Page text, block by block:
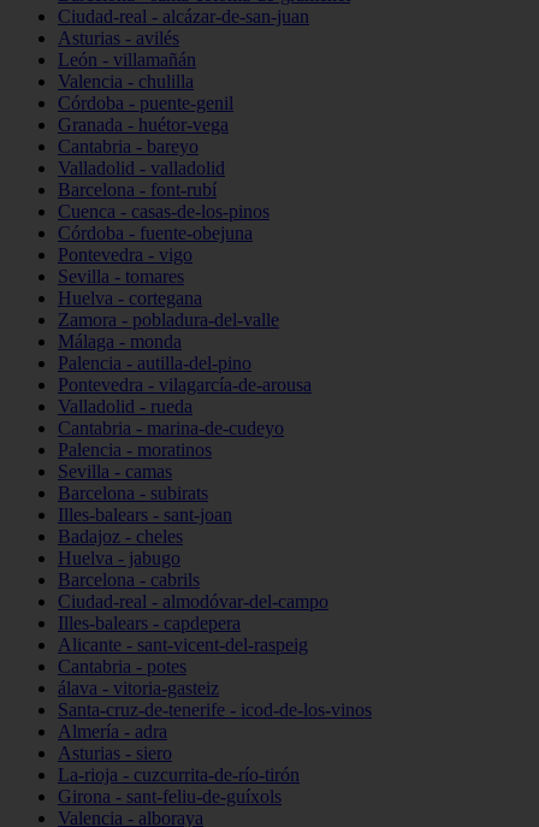
Ciudad-real - alcázar-de-san-juan
Asturias - avilés
León - villamañán
Valencia - chulilla
Córdoba - puente-genil
Granada - huétor-vega
Cantabria - bareyo
Valladolid - valladolid
Barcelona - font-rubí
Cuenca - casas-de-los-pinos
Córdoba - fuente-obejuna
Pontevedra - vigo
Sevilla - tomares
Huelva - cortegana
Zamora - pobladura-del-valle
Málaga - monda
Palencia - autilla-del-pino
Pontevedra - vilagarcía-de-arousa
Valladolid - rueda
Cantabria - marina-de-cudeyo
Palencia - moratinos
Sevilla - camas
Barcelona - subirats
Illes-balears - sant-joan
Badajoz - cheles
Huelva - jabugo
Barcelona - cabrils
Ciudad-real - almodóvar-del-campo
Illes-balears - capdepera
Alicante - sant-vicent-del-raspeig
Cantabria - potes
álava - vitoria-gasteiz
Santa-cruz-de-tenerife - icod-de-los-vinos
Almería - adra
Asturias - siero
La-rioja - cuzcurrita-de-río-tirón
Girona - sant-feliu-de-guíxols
Valencia - alboraya